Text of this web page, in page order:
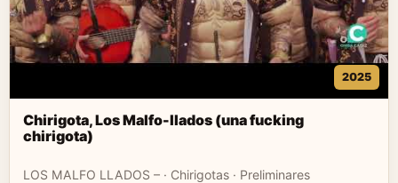
2025
Chirigota, Los Malfo-llados (una fucking
chirigota)
LOS MALFO LLADOS – · Chirigotas · Preliminares